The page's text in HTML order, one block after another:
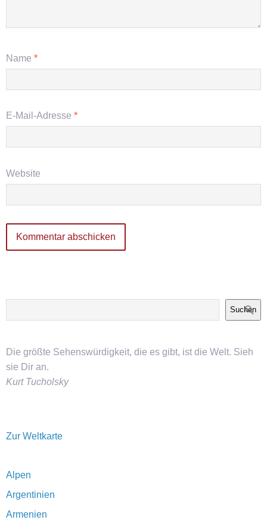
Name *
E-Mail-Adresse *
Website
Suchen
Die größte Sehenswürdigkeit, die es gibt, ist die Welt. Sieh
sie Dir an.
Kurt Tucholsky
Zur Weltkarte
Alpen
Argentinien
Armenien